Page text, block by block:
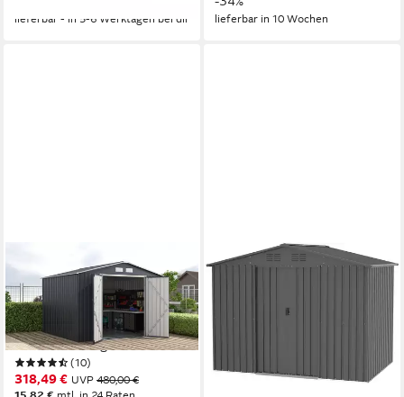
lieferbar - in 5-6 Werktagen bei dir lieferbar in 10 Wochen
Gerätehaus Gartenhaus
Toledo, BxT: 277x259 cm,
wetterfest und langlebig,
nahezu wartungsfrei
(10)
318,49 € UVP 480,00 €
TEPRO
468,25 €
lieferbar - in 6-8 Werktagen bei dir